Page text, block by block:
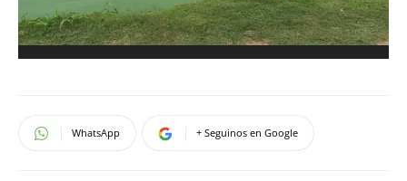
WhatsApp + Seguinos en Google